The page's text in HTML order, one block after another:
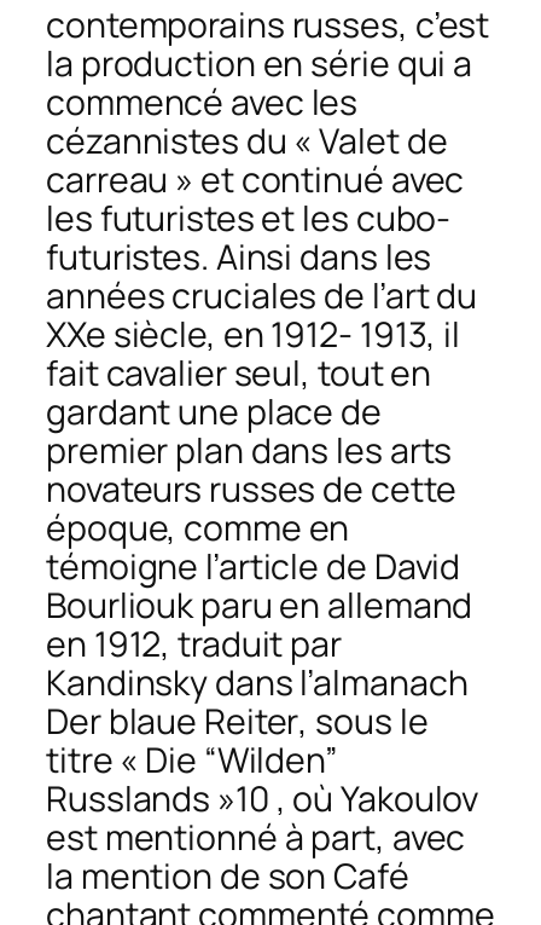
contemporains russes, c’est
la production en série qui a
commencé avec les
cézannistes du « Valet de
carreau » et continué avec
les futuristes et les cubo-
futuristes. Ainsi dans les
années cruciales de l’art du
XXe siècle, en 1912- 1913, il
fait cavalier seul, tout en
gardant une place de
premier plan dans les arts
novateurs russes de cette
époque, comme en
témoigne l’article de David
Bourliouk paru en allemand
en 1912, traduit par
Kandinsky dans l’almanach
Der blaue Reiter, sous le
titre « Die “Wilden”
Russlands »10 , où Yakoulov
est mentionné à part, avec
la mention de sonCafé
chantantcommenté comme